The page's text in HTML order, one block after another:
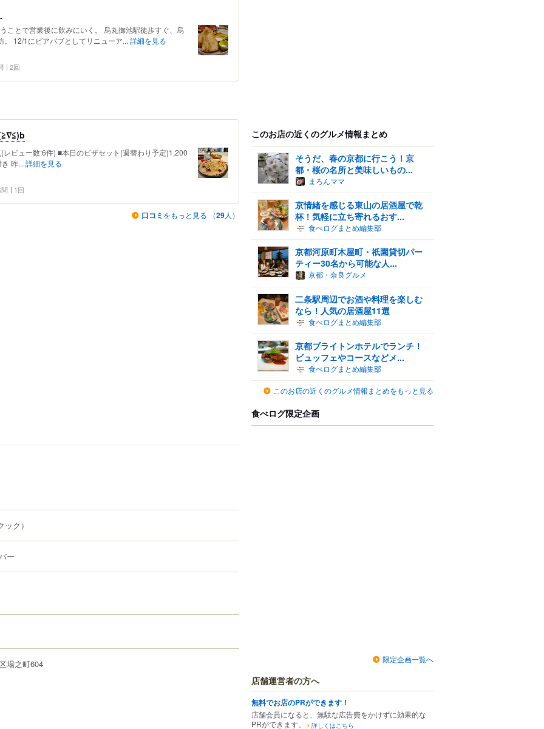
ことで営業後に飲みにいく。 烏丸御池駅徒歩すぐ、烏
12/1にビアパブとしてリニューア... 詳細を見る
2回
ビュー数:6件) ■本日のピザセット(週替わり予定)1,200
昨... 詳細を見る
1回
口コミ をもっと見る （29人）
ック）
ー
場之町604
このお店の近くのグルメ情報まとめ
そうだ、春の京都に行こう！京
都・桜の名所と美味しいもの...
まろんママ
京情緒を感じる東山の居酒屋で乾
杯！気軽に立ち寄れるおす...
食べログまとめ編集部
京都河原町木屋町・祇園貸切パー
ティー30名から可能な人...
京都・奈良グルメ
二条駅周辺でお酒や料理を楽しむ
なら！人気の居酒屋11選
食べログまとめ編集部
京都ブライトンホテルでランチ！
ビュッフェやコースなどメ...
食べログまとめ編集部
このお店の近くのグルメ情報まとめをもっと見る
食べログ限定企画
限定企画一覧へ
店舗運営者の方へ
無料でお店のPRができます！
店舗会員になると、無駄な広告費をかけずに効果的な
PRができます。
詳しくはこちら